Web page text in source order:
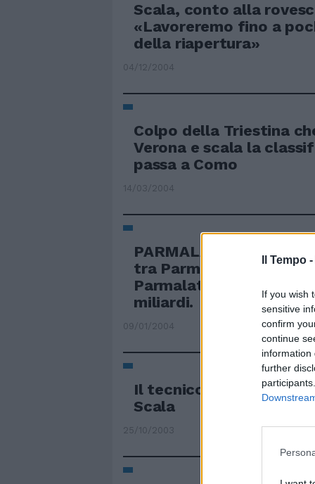
Il Tempo -
If you wish
sensitive
confirm
continue
information
further
Scala, conto alla
«Lavoreremo fino a
della riapertura»
04/12/2004
Colpo della Triestina
Verona e scala la
passa a Como
14/03/2004
PARMALAT Nevio
tra Parma e Parmalat:
Parmalat dell'89 era
miliardi.
09/01/2004
Il tecnico insegue la
Scala
25/10/2003